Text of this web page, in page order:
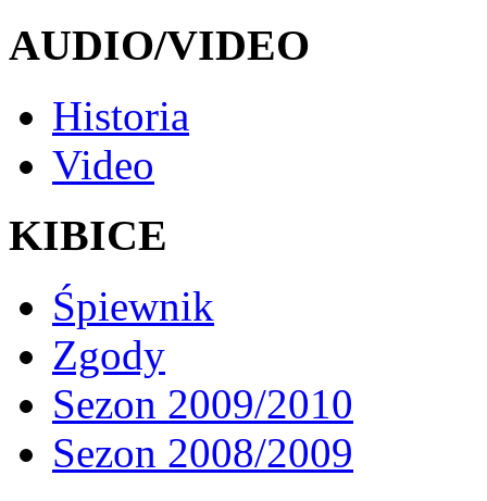
AUDIO/VIDEO
Historia
Video
KIBICE
Śpiewnik
Zgody
Sezon 2009/2010
Sezon 2008/2009